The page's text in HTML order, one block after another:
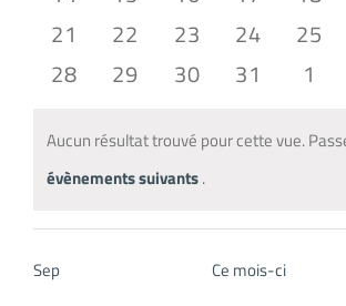
évènementsévènementsévènements
0
évènements
21
0
évènements
22
0
évènements
23
0
évènements
24
0
25
0
28
0
29
0
30
0
31
0
1
Notice
Aucun résultat trouvé pour cette vue.
évènements suivants.
Sep Ce mois-ci